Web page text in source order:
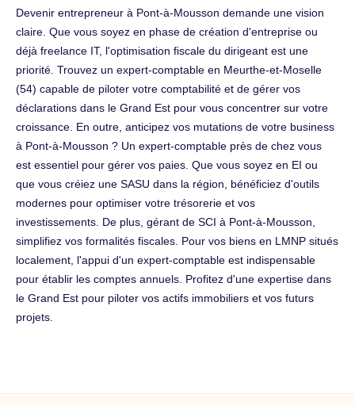
Devenir entrepreneur à Pont-à-Mousson demande une vision
claire. Que vous soyez en phase de création d'entreprise ou
déjà freelance IT, l'optimisation fiscale du dirigeant est une
priorité. Trouvez un expert-comptable en Meurthe-et-Moselle
(54) capable de piloter votre comptabilité et de gérer vos
déclarations dans le Grand Est pour vous concentrer sur votre
croissance. En outre, anticipez vos mutations de votre business
à Pont-à-Mousson ? Un expert-comptable près de chez vous
est essentiel pour gérer vos paies. Que vous soyez en EI ou
que vous créiez une SASU dans la région, bénéficiez d'outils
modernes pour optimiser votre trésorerie et vos
investissements. De plus, gérant de SCI à Pont-à-Mousson,
simplifiez vos formalités fiscales. Pour vos biens en LMNP situés
localement, l'appui d'un expert-comptable est indispensable
pour établir les comptes annuels. Profitez d'une expertise dans
le Grand Est pour piloter vos actifs immobiliers et vos futurs
projets.